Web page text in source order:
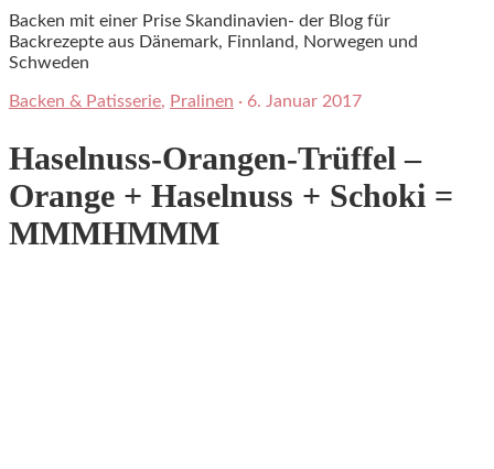
Backen mit einer Prise Skandinavien- der Blog für
Backrezepte aus Dänemark, Finnland, Norwegen und
Schweden
Backen & Patisserie, Pralinen · 6. Januar 2017
Haselnuss-Orangen-Trüffel –
Orange + Haselnuss + Schoki =
MMMHMMM